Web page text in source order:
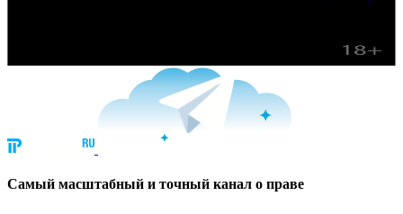
Cамый масштабный и точный канал о праве